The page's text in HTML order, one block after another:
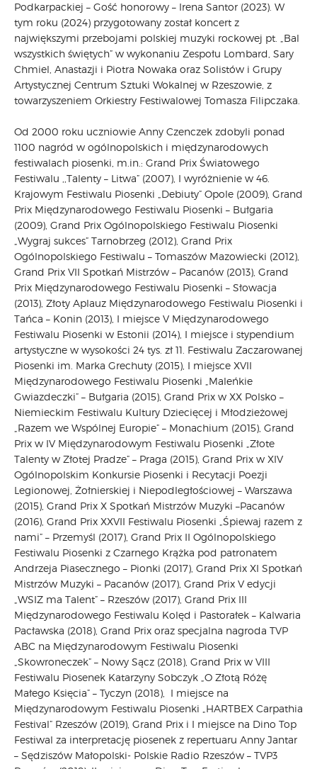
Podkarpackiej – Gość honorowy – Irena Santor (2023). W
tym roku (2024) przygotowany został koncert z
największymi przebojami polskiej muzyki rockowej pt. „Bal
wszystkich świętych” w wykonaniu Zespołu Lombard, Sary
Chmiel, Anastazji i Piotra Nowaka oraz Solistów i Grupy
Artystycznej Centrum Sztuki Wokalnej w Rzeszowie, z
towarzyszeniem Orkiestry Festiwalowej Tomasza Filipczaka.
Od 2000 roku uczniowie Anny Czenczek zdobyli ponad
1100 nagród w ogólnopolskich i międzynarodowych
festiwalach piosenki, m.in.: Grand Prix Światowego
Festiwalu ,,Talenty – Litwa” (2007), I wyróżnienie w 46.
Krajowym Festiwalu Piosenki „Debiuty” Opole (2009), Grand
Prix Międzynarodowego Festiwalu Piosenki – Bułgaria
(2009), Grand Prix Ogólnopolskiego Festiwalu Piosenki
„Wygraj sukces” Tarnobrzeg (2012), Grand Prix
Ogólnopolskiego Festiwalu – Tomaszów Mazowiecki (2012),
Grand Prix VII Spotkań Mistrzów – Pacanów (2013), Grand
Prix Międzynarodowego Festiwalu Piosenki – Słowacja
(2013), Złoty Aplauz Międzynarodowego Festiwalu Piosenki i
Tańca – Konin (2013), I miejsce V Międzynarodowego
Festiwalu Piosenki w Estonii (2014), I miejsce i stypendium
artystyczne w wysokości 24 tys. zł 11. Festiwalu Zaczarowanej
Piosenki im. Marka Grechuty (2015), I miejsce XVII
Międzynarodowego Festiwalu Piosenki „Maleńkie
Gwiazdeczki” – Bułgaria (2015), Grand Prix w XX Polsko –
Niemieckim Festiwalu Kultury Dziecięcej i Młodzieżowej
„Razem we Wspólnej Europie” – Monachium (2015), Grand
Prix w IV Międzynarodowym Festiwalu Piosenki „Złote
Talenty w Złotej Pradze” – Praga (2015), Grand Prix w XIV
Ogólnopolskim Konkursie Piosenki i Recytacji Poezji
Legionowej, Żołnierskiej i Niepodległościowej – Warszawa
(2015), Grand Prix X Spotkań Mistrzów Muzyki –Pacanów
(2016), Grand Prix XXVII Festiwalu Piosenki „Śpiewaj razem z
nami” – Przemyśl (2017), Grand Prix II Ogólnopolskiego
Festiwalu Piosenki z Czarnego Krążka pod patronatem
Andrzeja Piasecznego – Pionki (2017), Grand Prix XI Spotkań
Mistrzów Muzyki – Pacanów (2017), Grand Prix V edycji
„WSIZ ma Talent” – Rzeszów (2017), Grand Prix III
Międzynarodowego Festiwalu Kolęd i Pastorałek – Kalwaria
Pacławska (2018), Grand Prix oraz specjalna nagroda TVP
ABC na Międzynarodowym Festiwalu Piosenki
„Skowroneczek” – Nowy Sącz (2018), Grand Prix w VIII
Festiwalu Piosenek Katarzyny Sobczyk „O Złotą Różę
Małego Księcia” – Tyczyn (2018), I miejsce na
Międzynarodowym Festiwalu Piosenki „HARTBEX Carpathia
Festival” Rzeszów (2019), Grand Prix i I miejsce na Dino Top
Festiwal za interpretację piosenek z repertuaru Anny Jantar
– Sędziszów Małopolski- Polskie Radio Rzeszów – TVP3